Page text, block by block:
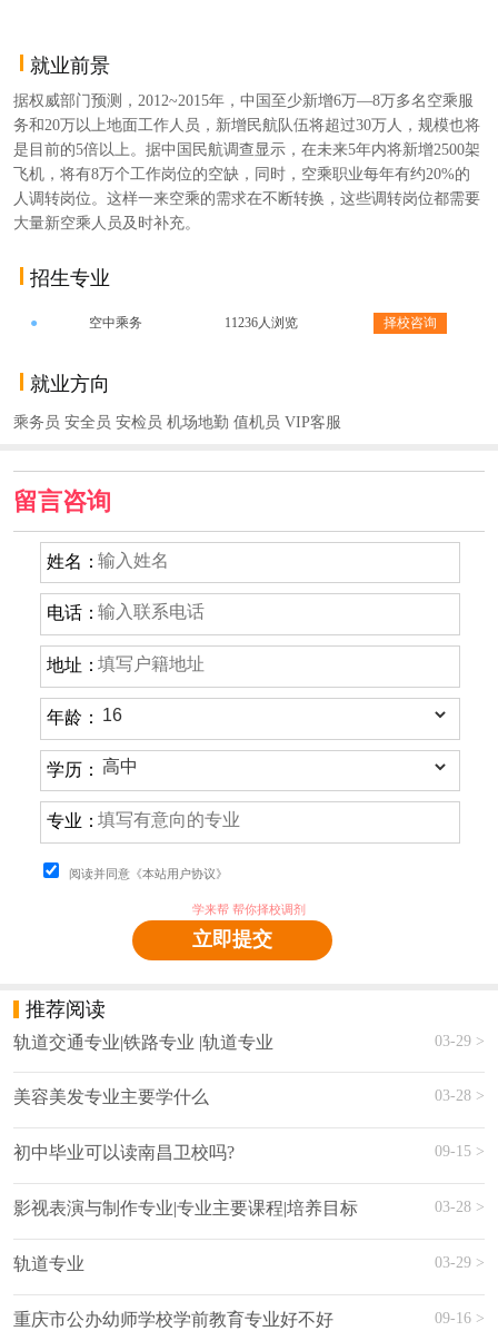
就业前景
据权威部门预测，2012~2015年，中国至少新增6万—8万多名空乘服
务和20万以上地面工作人员，新增民航队伍将超过30万人，规模也将
是目前的5倍以上。据中国民航调查显示，在未来5年内将新增2500架
飞机，将有8万个工作岗位的空缺，同时，空乘职业每年有约20%的
人调转岗位。这样一来空乘的需求在不断转换，这些调转岗位都需要
大量新空乘人员及时补充。
招生专业
● 空中乘务 11236人浏览 择校咨询
就业方向
乘务员 安全员 安检员 机场地勤 值机员 VIP客服
留言咨询
姓名：
电话：
地址：
年龄：
学历：
专业：
阅读并同意《本站用户协议》
学来帮 帮你择校调剂
立即提交
推荐阅读
轨道交通专业|铁路专业 |轨道专业 03-29 >
美容美发专业主要学什么 03-28 >
初中毕业可以读南昌卫校吗? 09-15 >
影视表演与制作专业|专业主要课程|培养目标 03-28 >
轨道专业 03-29 >
重庆市公办幼师学校学前教育专业好不好 09-16 >